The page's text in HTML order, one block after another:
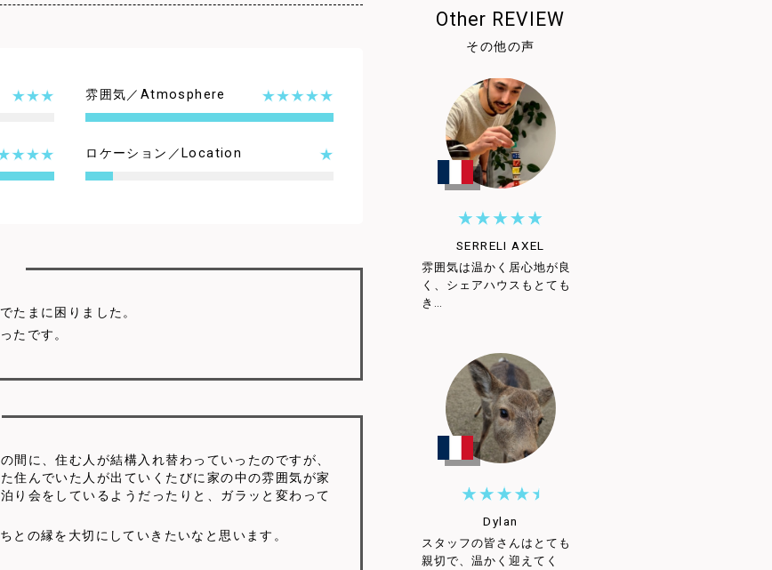
雰囲気／Atmosphere
ロケーション／Location
たまに困りました。
たです。
間に、住む人が結構入れ替わっていったのですが、
住んでいた人が出ていくたびに家の中の雰囲気が家
り会をしているようだったりと、ガラッと変わって
との縁を大切にしていきたいなと思います。
Other REVIEW
その他の声
SERRELI AXEL
雰囲気は温かく居心地が良
く、シェアハウスもとても
き…
Dylan
スタッフの皆さんはとても
親切で、温かく迎えてく